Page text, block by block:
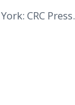
CRC Press.